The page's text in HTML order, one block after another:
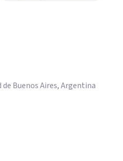
de Buenos Aires, Argentina